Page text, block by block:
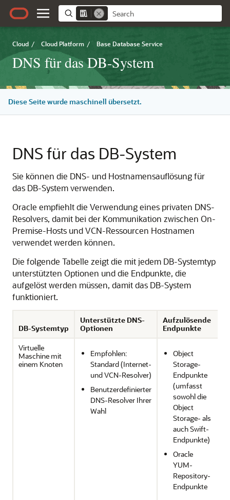
Cloud / Cloud Platform / Base Database Service
DNS für das DB-System
Diese Seite wurde maschinell übersetzt.
DNS für das DB-System
Sie können die DNS- und Hostnamensauflösung für
das DB-System verwenden.
Oracle empfiehlt die Verwendung eines privaten DNS-
Resolvers, damit bei der Kommunikation zwischen On-
Premise-Hosts und VCN-Ressourcen Hostnamen
verwendet werden können.
Die folgende Tabelle zeigt die mit jedem DB-Systemtyp
unterstützten Optionen und die Endpunkte, die
aufgelöst werden müssen, damit das DB-System
funktioniert.
DB-Systemtyp
Unterstützte DNS-
Optionen
Aufzulösende
Endpunkte
Virtuelle
Maschine mit
einem Knoten
Empfohlen:
Standard (Internet-
und VCN-Resolver)
Benutzerdefinierter
DNS-Resolver Ihrer
Wahl
Object
Storage-
Endpunkte
(umfasst
sowohl die
Object
Storage- als
auch Swift-
Endpunkte)
Oracle
YUM-
Repository-
Endpunkte